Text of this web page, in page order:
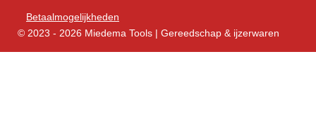
Betaalmogelijkheden
© 2023 - 2026 Miedema Tools | Gereedschap & ijzerwaren